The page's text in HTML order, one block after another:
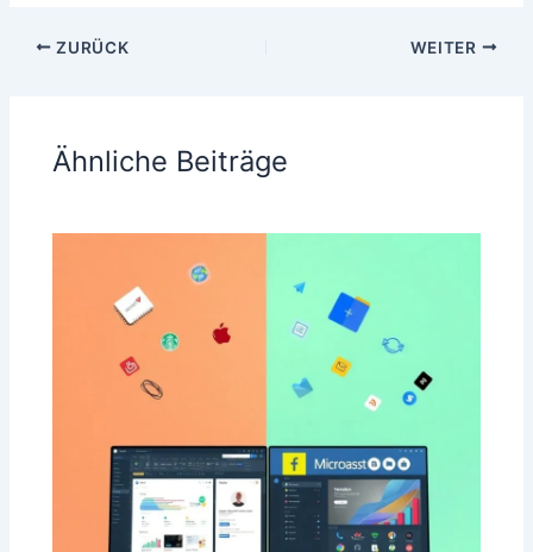
ZURÜCK WEITER
Ähnliche Beiträge